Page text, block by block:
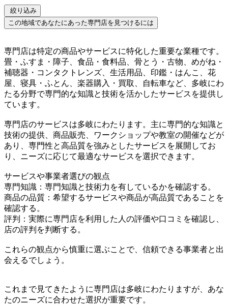
絞り込み
この地域であなたにあった専門店を見つけるには
専門店は特定の商品やサービスに特化した重要な業種です。
畳・ふすま・障子、食品・食料品、骨とう・古物、めがね・
補聴器・コンタクトレンズ、生活用品、印鑑・はんこ、花
屋、寝具・ふとん、楽器購入・買取、自転車など、多岐にわ
たる分野で専門的な知識と技術を活かしたサービスを提供し
ています。
専門店のサービスは多岐にわたります。主に専門的な知識と
技術の提供、商品販売、ワークショップや教室の開催などが
あり、専門性と高品質を強みとしたサービスを展開してお
り、ニーズに応じて最適なサービスを選択できます。
サービスや事業者選びの観点
専門知識：専門知識と技術力を有しているかを確認する。
商品の品質：希望するサービスや商品が高品質であることを
確認する。
評判：実際に専門店を利用した人の評価や口コミを確認し、
店の評判を判断する。
これらの観点から慎重に選ぶことで、信頼できる事業者と出
会えるでしょう。
これまで見てきたように専門店は多岐にわたりますが、あな
たのニーズに合わせた選択が重要です。